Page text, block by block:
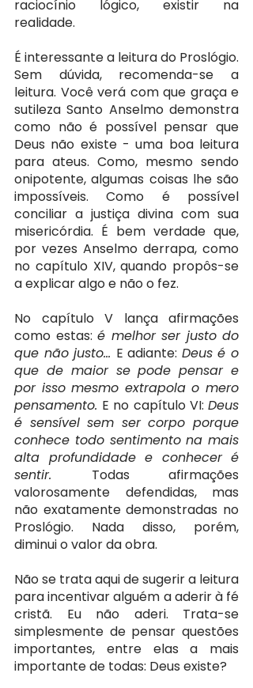
raciocínio lógico, existir na
realidade.
É interessante a leitura do Proslógio.
Sem dúvida, recomenda-se a
leitura. Você verá com que graça e
sutileza Santo Anselmo demonstra
como não é possível pensar que
Deus não existe - uma boa leitura
para ateus. Como, mesmo sendo
onipotente, algumas coisas lhe são
impossíveis. Como é possível
conciliar a justiça divina com sua
misericórdia. É bem verdade que,
por vezes Anselmo derrapa, como
no capítulo XIV, quando propôs-se
a explicar algo e não o fez.
No capítulo V lança afirmações
como estas: é melhor ser justo do
que não justo… E adiante: Deus é o
que de maior se pode pensar e
por isso mesmo extrapola o mero
pensamento. E no capítulo VI: Deus
é sensível sem ser corpo porque
conhece todo sentimento na mais
alta profundidade e conhecer é
sentir. Todas afirmações
valorosamente defendidas, mas
não exatamente demonstradas no
Proslógio. Nada disso, porém,
diminui o valor da obra.
Não se trata aqui de sugerir a leitura
para incentivar alguém a aderir à fé
cristã. Eu não aderi. Trata-se
simplesmente de pensar questões
importantes, entre elas a mais
importante de todas: Deus existe?